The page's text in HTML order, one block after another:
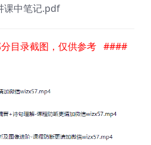
课中笔记.pdf
目录截图，仅供参考 ####